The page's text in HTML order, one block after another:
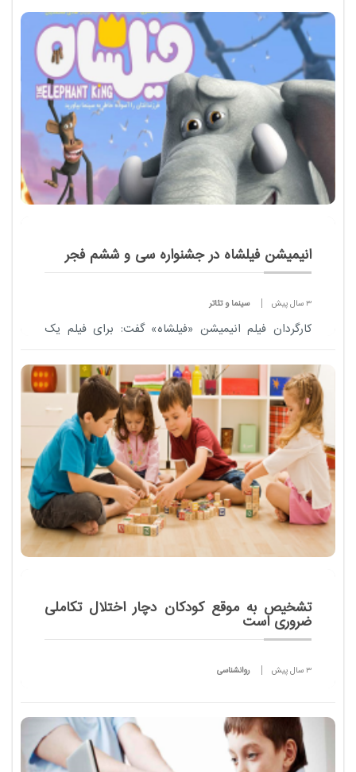
کلافه می کند. مدام اینور و آنور می پرد و یک جا بند نمی
شود تا اینکه یکی از مهمان...
انیمیشن فیلشاه در جشنواره سی و ششم فجر
3 سال پیش سینما و تئاتر
کارگردان فیلم انیمیشن «فیلشاه» گفت: برای فیلم یک
در گیشه هالیوود است هزینه کردیم اما به لحاظ کیفی از
این انیمیشن فا...
تشخیص به موقع کودکان دچار اختلال تکاملی
ضروری است
3 سال پیش روانشناسی
توانبخشی با اشاره به ضرورت تشخیص به موقع و
غربالگری کودکان دچار اختلال تکاملی به خصوص اوتیسم،
فعالیت مراکز جامع اختلال تکاملی کودک را در دانش...